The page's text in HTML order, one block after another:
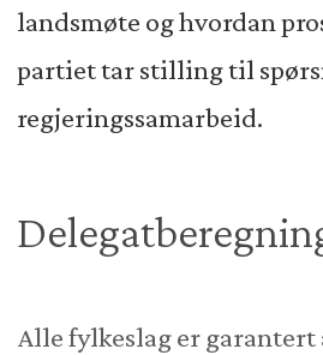
landsmøte og hvordan
partiet tar stilling til
regjeringssamarbeid.
Alle fylkeslag er garantert